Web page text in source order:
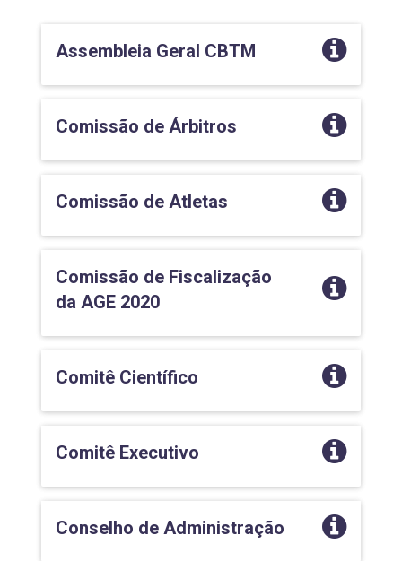
Assembleia Geral CBTM
Comissão de Árbitros
Comissão de Atletas
Comissão de Fiscalização
da AGE 2020
Comitê Científico
Comitê Executivo
Conselho de Administração